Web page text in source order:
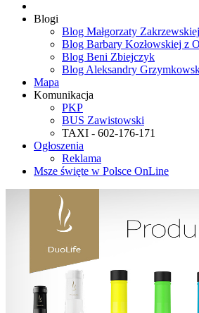
Blogi
Blog Małgorzaty
Blog Barbary Kozłowskiej z
Blog Beni Zbiejczyk
Blog Aleksandry
Mapa
Komunikacja
PKP
BUS Zawistowski
TAXI - 602-176-171
Ogłoszenia
Reklama
Msze święte w Polsce OnLine